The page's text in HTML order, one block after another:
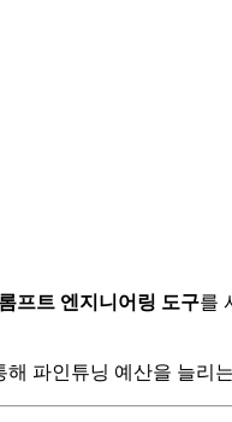
프트 엔지니어링 도구를
해 파인튜닝 예산을 늘리